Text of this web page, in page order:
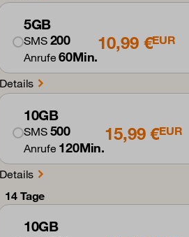
5GB
SMS 200
Anrufe60Min.
10,99 €EUR
Details
10GB
SMS 500
Anrufe 120Min.
15,99 €EUR
Details
14 Tage
10GB